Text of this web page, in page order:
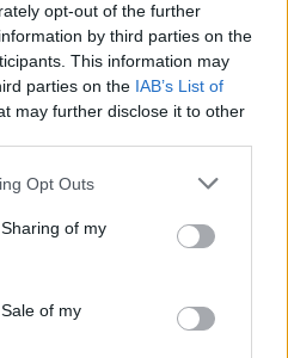
opt-out of the further
by third parties on the
This information may
parties on the IAB’s List of
may further disclose it to other
Opt Outs
of my
of my
fiatal lányokat 14. rész
– Miért nem hiszünk a
kifejezések laza